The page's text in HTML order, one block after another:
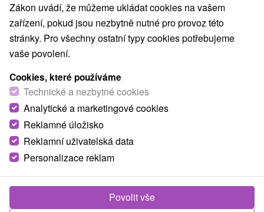
Zákon uvádí, že můžeme ukládat cookies na vašem
zařízení, pokud jsou nezbytně nutné pro provoz této
stránky. Pro všechny ostatní typy cookies potřebujeme
vaše povolení.
Cookies, které používáme
Technické a nezbytné cookies
Analytické a marketingové cookies
Reklamné úložisko
Reklamní uživatelská data
Personalizace reklam
Povolit vše